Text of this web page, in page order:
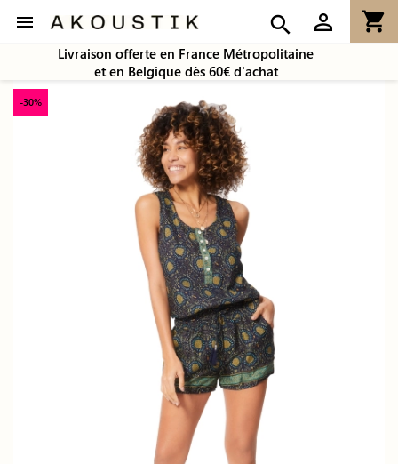
 shopping_cart
person_outline
search
Livraison offerte en France Métropolitaine
et en Belgique dès 60€ d'achat
-30%